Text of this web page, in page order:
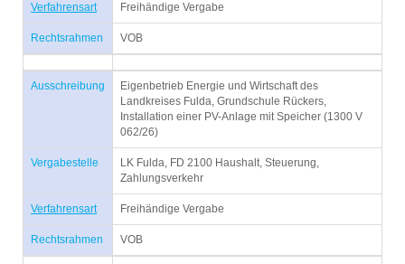
Verfahrensart Freihändige Vergabe
Rechtsrahmen VOB
Ausschreibung
Eigenbetrieb Energie und Wirtschaft des
Landkreises Fulda, Grundschule Rückers,
Installation einer PV-Anlage mit Speicher (1300 V
062/26)
Vergabestelle
LK Fulda, FD 2100 Haushalt, Steuerung,
Zahlungsverkehr
Verfahrensart Freihändige Vergabe
Rechtsrahmen VOB